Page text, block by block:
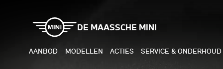
DE MAASSCHE MINI
AANBOD MODELLEN ACTIES SERVICE & ONDERHOUD